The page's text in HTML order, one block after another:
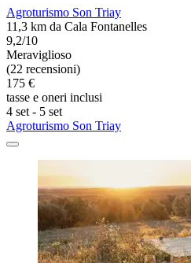
Agroturismo Son Triay
11,3 km da Cala Fontanelles
9,2/10
Meraviglioso
(22 recensioni)
175 €
tasse e oneri inclusi
4 set - 5 set
Agroturismo Son Triay